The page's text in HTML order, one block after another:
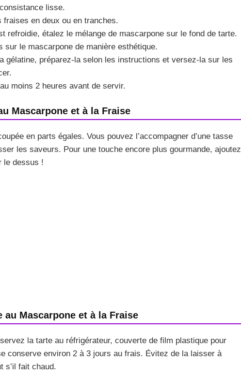
lisse.
fraises en deux ou en tranches.
refroidie, étalez le mélange de mascarpone sur le fond de tarte.
sur le mascarpone de manière esthétique.
gélatine, préparez-la selon les instructions et versez-la sur les
moins 2 heures avant de servir.
Mascarpone et à la Fraise
en parts égales. Vous pouvez l’accompagner d’une tasse
les saveurs. Pour une touche encore plus gourmande, ajoutez
le dessus !
au Mascarpone et à la Fraise
la tarte au réfrigérateur, couverte de film plastique pour
conserve environ 2 à 3 jours au frais. Évitez de la laisser à
s’il fait chaud.